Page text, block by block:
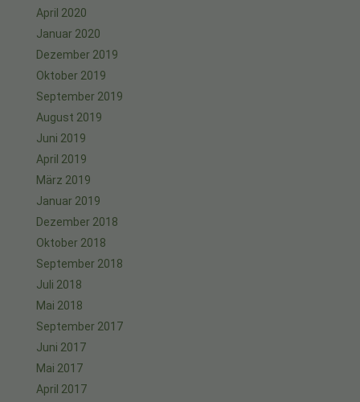
April 2020
Januar 2020
Dezember 2019
Oktober 2019
September 2019
August 2019
Juni 2019
April 2019
März 2019
Januar 2019
Dezember 2018
Oktober 2018
September 2018
Juli 2018
Mai 2018
September 2017
Juni 2017
Mai 2017
April 2017